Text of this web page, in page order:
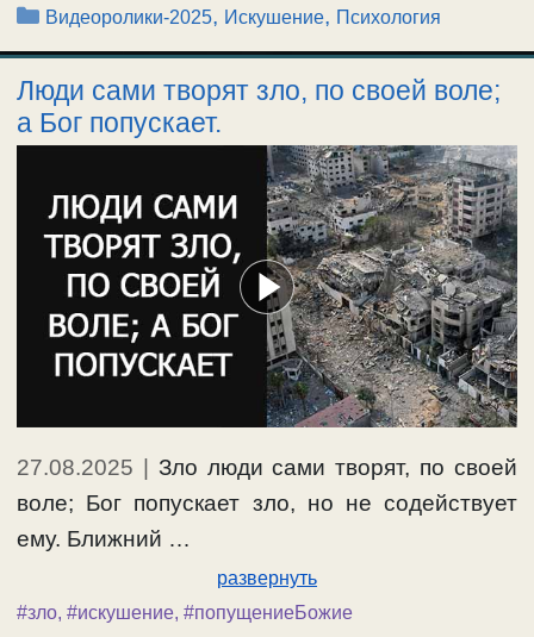
Рубрики
Видеоролики-2025, Искушение, Психология
Люди сами творят зло, по своей воле;
а Бог попускает.
27.08.2025 | Зло люди сами творят, по своей
воле; Бог попускает зло, но не содействует
ему. Ближний …
развернуть
#зло, #искушение, #попущениеБожие